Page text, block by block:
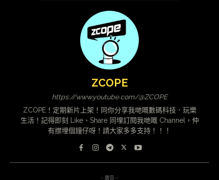
ZCOPE
https://www.youtube.com/@ZCOPE
ZCOPE！定期新片上架！同你分享我哋嘅數碼科技．玩樂
生活！記得即刻 Like、Share 同埋訂閱我哋嘅 Channel，仲
有㩒埋個鐘仔呀！請大家多多支持！！！
- 廣告 -